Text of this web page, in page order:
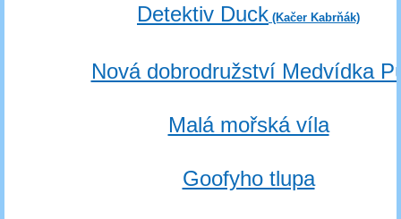
Detektiv Duck (Kačer Kabrňák)
Nová dobrodružství Medvídka
Malá mořská víla
Goofyho tlupa